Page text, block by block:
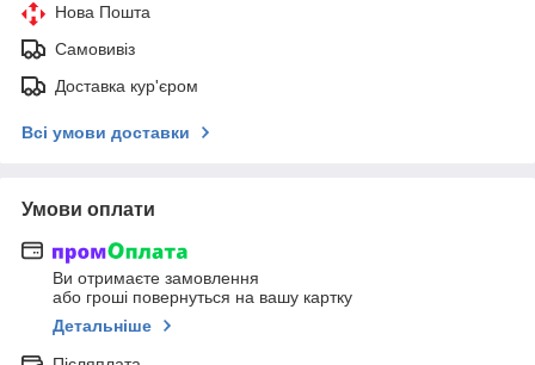
Нова Пошта
Самовивіз
Доставка кур'єром
Всі умови доставки
Умови оплати
Ви отримаєте замовлення
або гроші повернуться на вашу картку
Детальніше